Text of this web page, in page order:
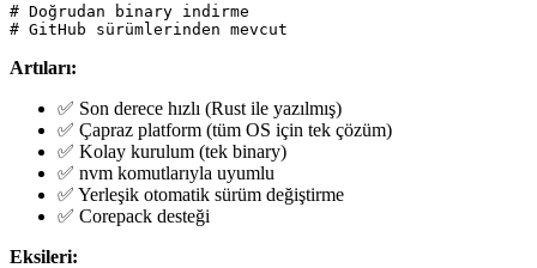
# Doğrudan binary indirme
# GitHub sürümlerinden mevcut
Artıları:
✅ Son derece hızlı (Rust ile yazılmış)
✅ Çapraz platform (tüm OS için tek çözüm)
✅ Kolay kurulum (tek binary)
✅ nvm komutlarıyla uyumlu
✅ Yerleşik otomatik sürüm değiştirme
✅ Corepack desteği
Eksileri: